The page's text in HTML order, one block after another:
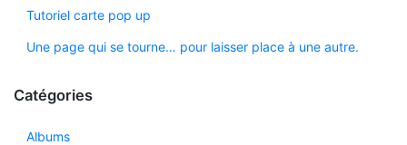
Tutoriel carte pop up
Une page qui se tourne… pour laisser place à une autre.
Catégories
Albums